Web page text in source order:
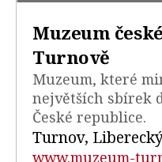
Muzeum
Turnově
Muzeum, které
největších sbírek
České republice.
Turnov,
www.muzeum-